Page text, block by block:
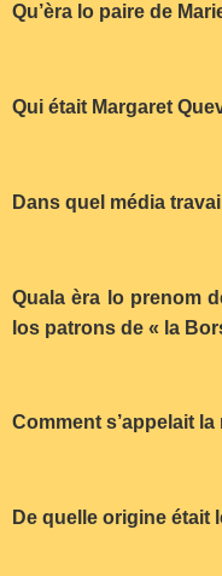
Qu’èra lo paire de
Qui était Margaret
Dans quel média
Quala èra lo prenom
los patrons de « la
Comment s’appelait
De quelle origine était